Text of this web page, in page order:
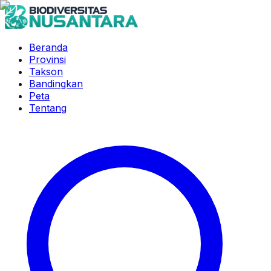
Beranda
Provinsi
Takson
Bandingkan
Peta
Tentang